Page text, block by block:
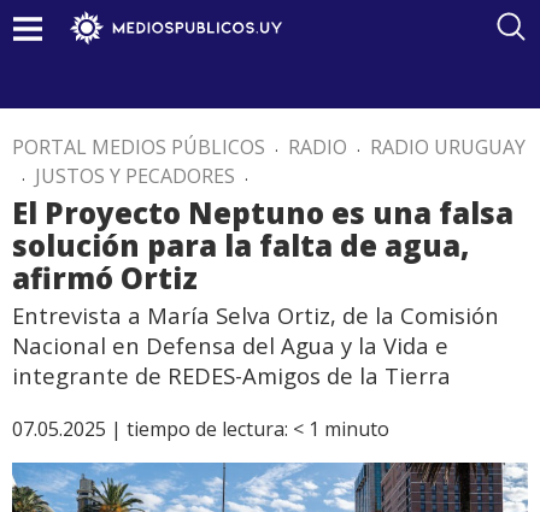
PORTAL MEDIOS PÚBLICOS . RADIO . RADIO URUGUAY
. JUSTOS Y PECADORES .
El Proyecto Neptuno es una falsa
solución para la falta de agua,
afirmó Ortiz
Entrevista a María Selva Ortiz, de la Comisión
Nacional en Defensa del Agua y la Vida e
integrante de REDES-Amigos de la Tierra
07.05.2025 | tiempo de lectura: < 1 minuto